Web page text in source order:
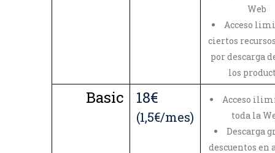
Web
Acceso
ciertos
por descarga
los
Basic 18€
(1,5€/mes)
Acceso
toda la
Descarga
descuentos en